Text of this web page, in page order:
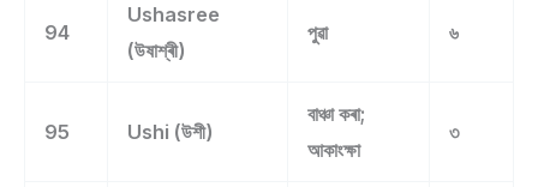
94
Ushasree
(উষাশ্ৰী)
পুৱা ৬
95 Ushi (উশী)
বাঞ্চা কৰা;
আকাংক্ষা
৩